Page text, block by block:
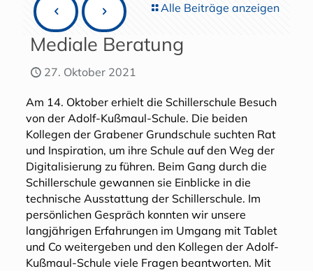
Alle Beiträge anzeigen
Mediale Beratung
27. Oktober 2021
Am 14. Oktober erhielt die Schillerschule Besuch
von der Adolf-Kußmaul-Schule. Die beiden
Kollegen der Grabener Grundschule suchten Rat
und Inspiration, um ihre Schule auf den Weg der
Digitalisierung zu führen. Beim Gang durch die
Schillerschule gewannen sie Einblicke in die
technische Ausstattung der Schillerschule. Im
persönlichen Gespräch konnten wir unsere
langjährigen Erfahrungen im Umgang mit Tablet
und Co weitergeben und den Kollegen der Adolf-
Kußmaul-Schule viele Fragen beantworten. Mit